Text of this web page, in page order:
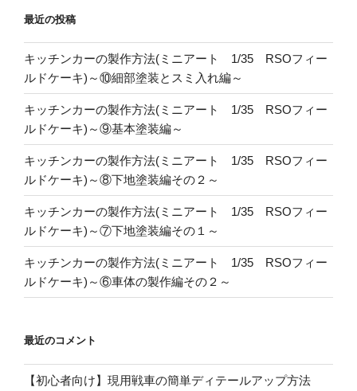
最近の投稿
キッチンカーの製作方法(ミニアート 1/35 RSOフィー
ルドケーキ)～⑩細部塗装とスミ入れ編～
キッチンカーの製作方法(ミニアート 1/35 RSOフィー
ルドケーキ)～⑨基本塗装編～
キッチンカーの製作方法(ミニアート 1/35 RSOフィー
ルドケーキ)～⑧下地塗装編その２～
キッチンカーの製作方法(ミニアート 1/35 RSOフィー
ルドケーキ)～⑦下地塗装編その１～
キッチンカーの製作方法(ミニアート 1/35 RSOフィー
ルドケーキ)～⑥車体の製作編その２～
最近のコメント
【初心者向け】現用戦車の簡単ディテールアップ方法